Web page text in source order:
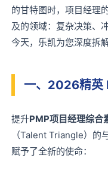
的甘特图时，项目经理
及的领域：复杂决策、
今天，乐凯为您深度拆
一、2026精英
提升PMP项目经理综合
（Talent Triangle）的
赋予了全新的使命：